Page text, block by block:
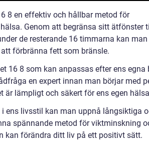
8 en effektiv och hållbar metod för
Genom att begränsa sitt ätfönster
de resterande 16 timmarna kan man
förbränna fett som bränsle.
16 8 som kan anpassas efter ens egna
en expert innan man börjar med
är lämpligt och säkert för ens egen
ens livsstil kan man uppnå långsiktiga
spännande metod för viktminskning
kan förändra ditt liv på ett positivt sätt.